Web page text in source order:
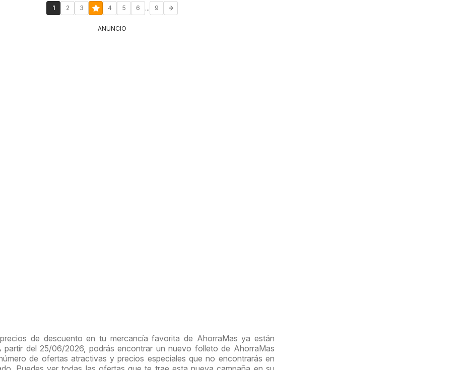
1 2 3 4 5 6 ... 9
ANUNCIO
de descuento en tu mercancía favorita de AhorraMas ya están
partir del 25/06/2026, podrás encontrar un nuevo folleto de AhorraMas
de ofertas atractivas y precios especiales que no encontrarás en